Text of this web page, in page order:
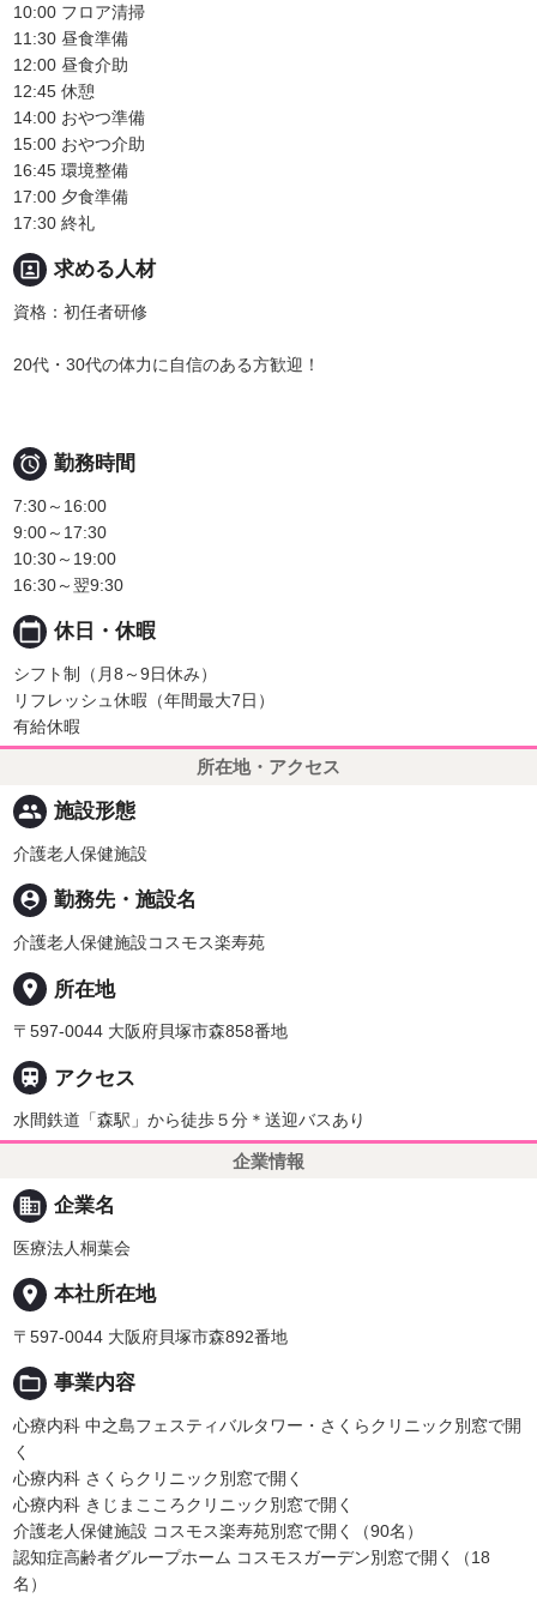
10:00 フロア清掃
11:30 昼食準備
12:00 昼食介助
12:45 休憩
14:00 おやつ準備
15:00 おやつ介助
16:45 環境整備
17:00 夕食準備
17:30 終礼
portrait 求める人材
資格：初任者研修
20代・30代の体力に自信のある方歓迎！
 勤務時間
7:30～16:00
9:00～17:30
10:30～19:00
16:30～翌9:30
calendar_today 休日・休暇
シフト制（月8～9日休み）
リフレッシュ休暇（年間最大7日）
有給休暇
所在地・アクセス
people 施設形態
介護老人保健施設
person_pin 勤務先・施設名
介護老人保健施設コスモス楽寿苑
place 所在地
〒597-0044 大阪府貝塚市森858番地
 アクセス
水間鉄道「森駅」から徒歩５分＊送迎バスあり
企業情報
business 企業名
医療法人桐葉会
place 本社所在地
〒597-0044 大阪府貝塚市森892番地
folder_open 事業内容
心療内科 中之島フェスティバルタワー・さくらクリニック別窓で開
く
心療内科 さくらクリニック別窓で開く
心療内科 きじまこころクリニック別窓で開く
介護老人保健施設 コスモス楽寿苑別窓で開く（90名）
認知症高齢者グループホーム コスモスガーデン別窓で開く（18
名）